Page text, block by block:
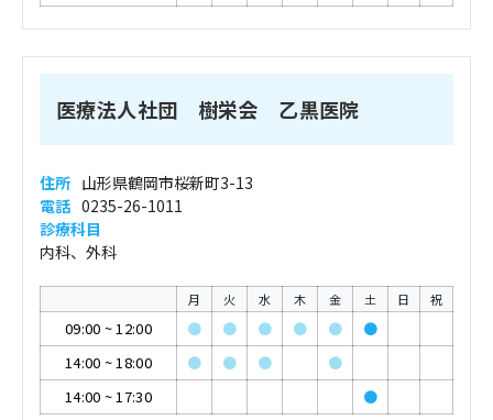
医療法人社団 樹栄会 乙黒医院
住所 山形県鶴岡市桜新町3-13
電話 0235-26-1011
診療科目
内科、外科
月 火 水 木 金 土 日 祝
09:00 ~12:00 ● ● ● ● ●
●
14:00 ~18:00 ● ● ●
●
14:00 ~17:30 ●